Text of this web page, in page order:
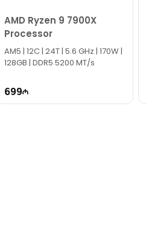
AMD Ryzen 9 7900X
Processor
AM5 | 12C | 24T | 5.6 GHz | 170W |
128GB | DDR5 5200 MT/s
699